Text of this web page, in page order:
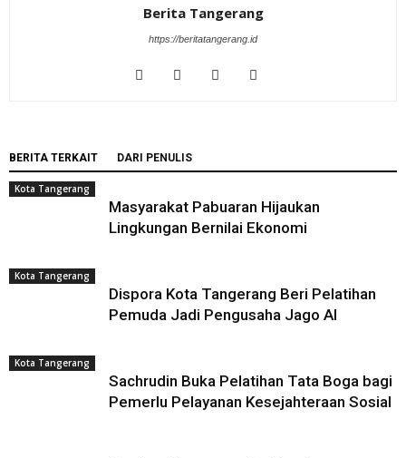
Berita Tangerang
https://beritatangerang.id
BERITA TERKAIT DARI PENULIS
Kota Tangerang
Masyarakat Pabuaran Hijaukan
Lingkungan Bernilai Ekonomi
Kota Tangerang
Dispora Kota Tangerang Beri Pelatihan
Pemuda Jadi Pengusaha Jago AI
Kota Tangerang
Sachrudin Buka Pelatihan Tata Boga bagi
Pemerlu Pelayanan Kesejahteraan Sosial